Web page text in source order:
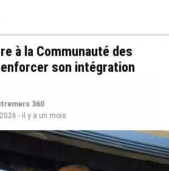
ECONOMIE SOCIÉTÉ
à la Communauté des
son intégration
360
- il y a un mois